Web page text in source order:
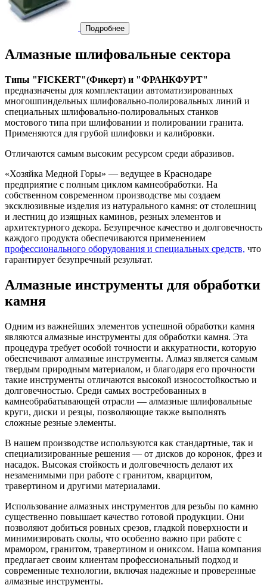
Подробнее
Алмазные шлифовальные сектора
Типы "FICKERT"(Фикерт) и "ФРАНКФУРТ"
предназначены для комплектации автоматизированных
многошпиндельных шлифовально-полировальных линий и
специальных шлифовально-полировальных станков
мостового типа при шлифовании и полировании гранита.
Применяются для грубой шлифовки и калибровки.
Отличаются самым высоким ресурсом среди абразивов.
«Хозяйка Медной Горы» — ведущее в Краснодаре
предприятие с полным циклом камнеобработки. На
собственном современном производстве мы создаем
эксклюзивные изделия из натурального камня: от столешниц
и лестниц до изящных каминов, резных элементов и
архитектурного декора. Безупречное качество и долговечность
каждого продукта обеспечиваются применением
профессионального оборудования и специальных средств, что
гарантирует безупречный результат.
Алмазные инструменты для обработки
камня
Одним из важнейших элементов успешной обработки камня
являются алмазные инструменты для обработки камня. Эта
процедура требует особой точности и аккуратности, которую
обеспечивают алмазные инструменты. Алмаз является самым
твердым природным материалом, и благодаря его прочности
такие инструменты отличаются высокой износостойкостью и
долговечностью. Среди самых востребованных в
камнеобрабатывающей отрасли — алмазные шлифовальные
круги, диски и резцы, позволяющие также выполнять
сложные резные элементы.
В нашем производстве используются как стандартные, так и
специализированные решения — от дисков до коронок, фрез и
насадок. Высокая стойкость и долговечность делают их
незаменимыми при работе с гранитом, кварцитом,
травертином и другими материалами.
Использование алмазных инструментов для резьбы по камню
существенно повышает качество готовой продукции. Они
позволяют добиться ровных срезов, гладкой поверхности и
минимизировать сколы, что особенно важно при работе с
мрамором, гранитом, травертином и ониксом. Наша компания
предлагает своим клиентам профессиональный подход и
современные технологии, включая надежные и проверенные
алмазные инструменты.